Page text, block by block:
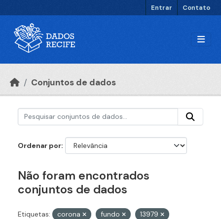
Entrar Contato
Conjuntos de dados
Ordenar por
Não foram encontrados
conjuntos de dados
Etiquetas: corona fundo
13979